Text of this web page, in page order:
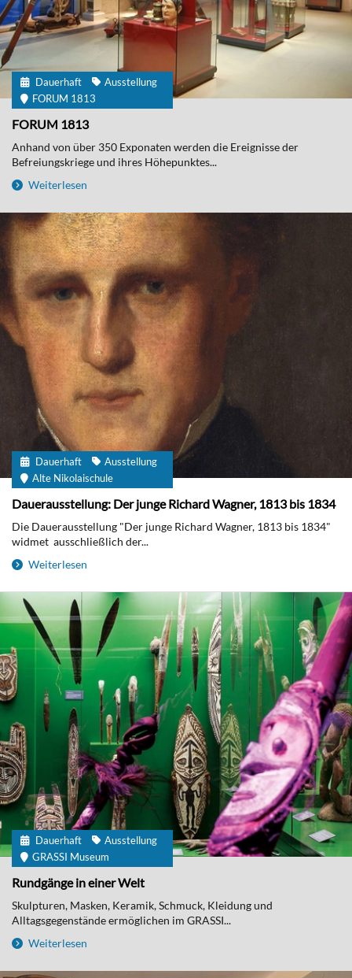
Dauerhaft
Ausstellung
FORUM 1813
FORUM 1813
Anhand von über 350 Exponaten werden die Ereignisse der
Befreiungskriege und ihres Höhepunktes...
Weiterlesen
Dauerhaft
Ausstellung
Alte Nikolaischule
Dauerausstellung: Der junge Richard Wagner, 1813 bis 1834
Die Dauerausstellung "Der junge Richard Wagner, 1813 bis 1834"
widmet ausschließlich der...
Weiterlesen
Dauerhaft
Ausstellung
GRASSI Museum
Rundgänge in einer Welt
Skulpturen, Masken, Keramik, Schmuck, Kleidung und
Alltagsgegenstände ermöglichen im GRASSI...
Weiterlesen